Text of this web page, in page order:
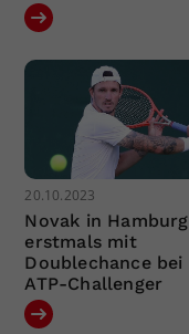
20.10.2023
Novak in Hamburg
erstmals mit
Doublechance bei
ATP-Challenger